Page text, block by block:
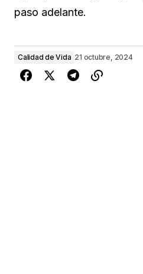
paso adelante.
Calidad de Vida 21 octubre, 2024